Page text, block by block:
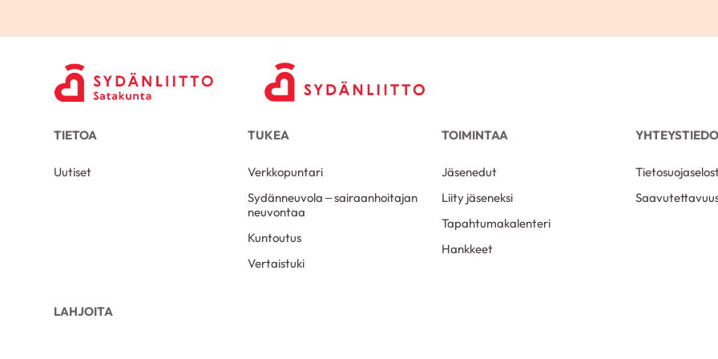
TIETOA
Uutiset
TUKEA
Verkkopuntari
Sydänneuvola – sairaanhoitajan
neuvontaa
Kuntoutus
Vertaistuki
TOIMINTAA
Jäsenedut
Liity jäseneksi
Tapahtumakalenteri
Hankkeet
LAHJOITA